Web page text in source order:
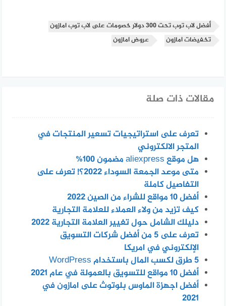
أفضل لاب توب تحت 300 دولار خصومات على لاب توب امازون
تخفيضات امازون
عروض امازون
مقالات ذات صلة
تعرف على استراتيجيات تسعير المنتجات في
المتجر الالكتروني
هل موقع aliexpress مضمون 100%
متى موعد الجمعة السوداء 2022؟! تعرف على
التفاصيل كاملة
أفضل 10 مواقع للشراء من الصين 2022
كيف تزيد من ولاء العملاء للعلامة التجارية
دليلك الشامل حول تغيير العلامة التجارية 2022
تعرف على 5 من أفضل شركات التسويق
الإلكتروني في امريكا
5 طرق لكسب المال باستخدام WordPress
أفضل 10 مواقع للتسويق بالعمولة في عام 2021
أفضل اجهزة الماوس بلوتوث على امازون في
2021